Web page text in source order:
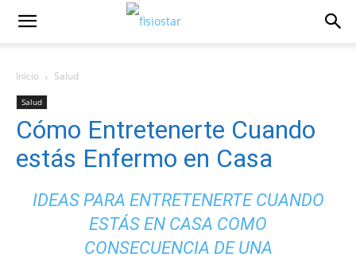
Inicio Salud
Salud
Cómo Entretenerte Cuando
estás Enfermo en Casa
IDEAS PARA ENTRETENERTE CUANDO
ESTÁS EN CASA COMO
CONSECUENCIA DE UNA